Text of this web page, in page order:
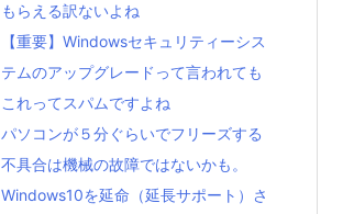
もらえる訳ないよね
【重要】Windowsセキュリティーシス
テムのアップグレードって言われても
これってスパムですよね
パソコンが５分ぐらいでフリーズする
不具合は機械の故障ではないかも。
Windows10を延命（延長サポート）さ